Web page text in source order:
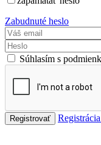
Zabudnuté heslo
Súhlasím s